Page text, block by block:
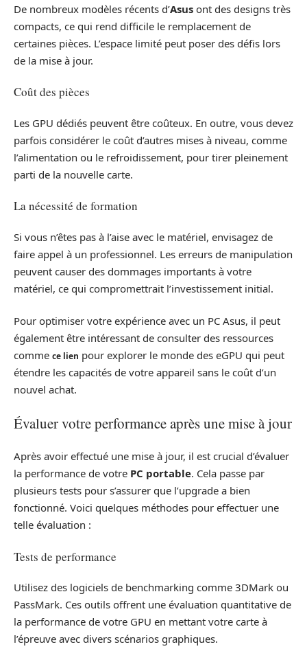
De nombreux modèles récents d’Asus ont des designs très
compacts, ce qui rend difficile le remplacement de
certaines pièces. L’espace limité peut poser des défis lors
de la mise à jour.
Coût des pièces
Les GPU dédiés peuvent être coûteux. En outre, vous devez
parfois considérer le coût d’autres mises à niveau, comme
l’alimentation ou le refroidissement, pour tirer pleinement
parti de la nouvelle carte.
La nécessité de formation
Si vous n’êtes pas à l’aise avec le matériel, envisagez de
faire appel à un professionnel. Les erreurs de manipulation
peuvent causer des dommages importants à votre
matériel, ce qui compromettrait l’investissement initial.
Pour optimiser votre expérience avec un PC Asus, il peut
également être intéressant de consulter des ressources
comme ce lien pour explorer le monde des eGPU qui peut
étendre les capacités de votre appareil sans le coût d’un
nouvel achat.
Évaluer votre performance après une mise à jour
Après avoir effectué une mise à jour, il est crucial d’évaluer
la performance de votre PC portable. Cela passe par
plusieurs tests pour s’assurer que l’upgrade a bien
fonctionné. Voici quelques méthodes pour effectuer une
telle évaluation :
Tests de performance
Utilisez des logiciels de benchmarking comme 3DMark ou
PassMark. Ces outils offrent une évaluation quantitative de
la performance de votre GPU en mettant votre carte à
l’épreuve avec divers scénarios graphiques.